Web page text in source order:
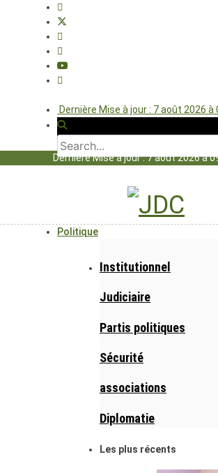
Dernière Mise à jour : 7 août 2026 à
Dernière Mise à jour : 7 août 2026 à
Politique
Institutionnel
Judiciaire
Partis politiques
Sécurité
associations
Diplomatie
Les plus récents